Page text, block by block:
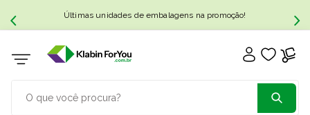
Últimas unidades de embalagens na promoção!